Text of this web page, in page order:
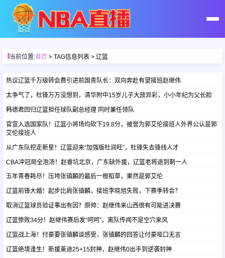
首页
足球直播
篮球直播
足球录像
篮球录像
足球集锦
篮球集锦
足球新闻
当前位置:首页 > TAG信息列表 > 辽篮
热议辽篮千万级转会费引进前国青队长：双向奔赴有望接班赵继伟
太争气了，杜锋万万没想到，清华附中15岁儿子大放异彩，小小年纪为父长脸
韩德君回归辽篮担任球队副总经理 同时兼任领队
官宣入选国家队！辽篮小将场均砍下19.8分，被誉为郭艾伦接班人外界公认是郭
艾伦接班人
从广东队挖走新星！辽篮迎来“加强版杜润旺”，杜锋失去锋线人才
CBA冲冠局全泡汤！赵睿坑北京，广东缺外援，辽篮老将退到剩一人
五年青春耗尽！压垮张镇麟的最后一根稻草，果然是郭艾伦
辽篮前锋大婚！起步比肩张镇麟，接班李晓旭失败，下赛季转会？
取消辽篮球员验证事出有因？原帅：赵继伟来山西很有可能进决赛
辽篮惨败34分！赵继伟赛后发“呵呵”，离队传闻不是空穴来风
辽篮战上海！付豪要张镇麟谈感受，张镇麟的回答让付豪哑口无言
辽篮绝境逢生！新援莱迪25+15封神，赵继伟0出手到逆袭封神